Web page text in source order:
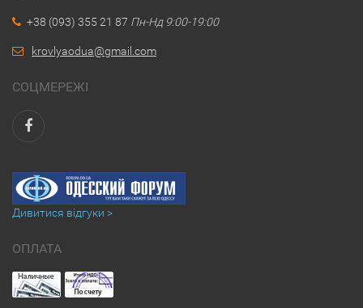
+38 (093) 355 21 87 Пн-Нд 9:00-19:00
krovlyaodua@gmail.com
СОЦМЕРЕЖІ
Дивитися відгуки >
ОПЛАТА